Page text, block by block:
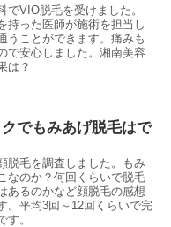
でVIO脱毛を受けました。
持った医師が施術を担当し
うことができます。痛みも
で安心しました。湘南美容
は？
でもみあげ脱毛はで
脱毛を調査しました。もみ
なのか？何回くらいで脱毛
あるのかなど顔脱毛の感想
。平均3回～12回くらいで完
す。